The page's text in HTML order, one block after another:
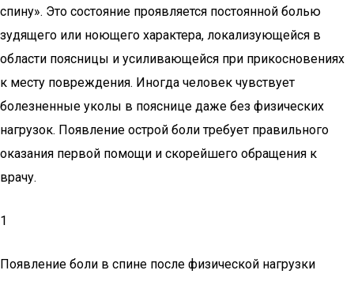
спину». Это состояние проявляется постоянной болью
зудящего или ноющего характера, локализующейся в
области поясницы и усиливающейся при прикосновениях
к месту повреждения. Иногда человек чувствует
болезненные уколы в пояснице даже без физических
нагрузок. Появление острой боли требует правильного
оказания первой помощи и скорейшего обращения к
врачу.
1
Появление боли в спине после физической нагрузки